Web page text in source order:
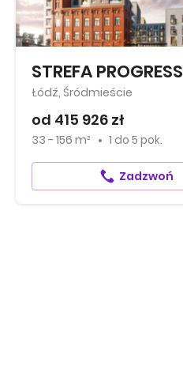
STREFA PROGRESS
Łódź, Śródmieście
od 415 926 zł
33 - 156 m² 1 do 5 pok.
Zadzwoń